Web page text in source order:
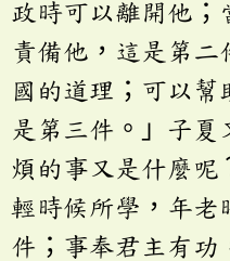
政時可以離開他；
責備他，這是第二
國的道理；可以幫
是第三件。」子夏
煩的事又是什麼呢
輕時候所學，年老
件；事奉君主有功